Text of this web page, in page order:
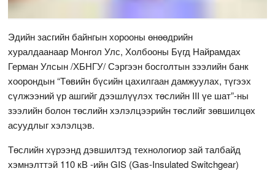
Эдийн засгийн байнгын хорооны өнөөдрийн
хуралдаанаар Монгол Улс, Холбооны Бүгд Найрамдах
Герман Улсын /ХБНГУ/ Сэргээн босголтын зээлийн банк
хоорондын “Төвийн бүсийн цахилгаан дамжуулах, түгээх
сүлжээний үр ашгийг дээшлүүлэх төслийн III үе шат”-ны
зээлийн болон төслийн хэлэлцээрийн төслийг зөвшилцөх
асуудлыг хэлэлцэв.
Төслийн хүрээнд дэвшилтэд технологиор зай талбайд
хэмнэлттэй 110 кВ -ийн GIS (Gas-Insulated Switchgear)